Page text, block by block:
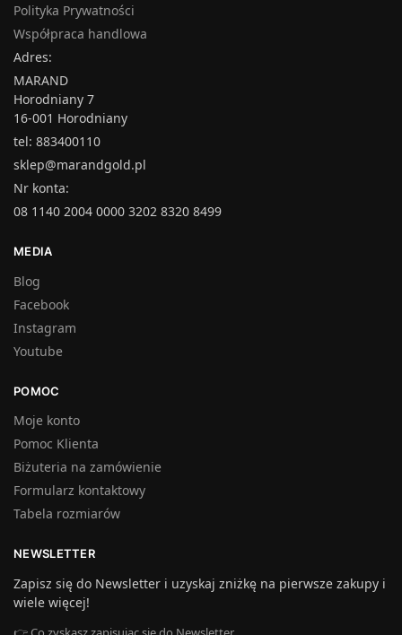
Polityka Prywatności
Współpraca handlowa
Adres:
MARAND
Horodniany 7
16-001 Horodniany
tel: 883400110
sklep@marandgold.pl
Nr konta:
08 1140 2004 0000 3202 8320 8499
MEDIA
Blog
Facebook
Instagram
Youtube
POMOC
Moje konto
Pomoc Klienta
Biżuteria na zamówienie
Formularz kontaktowy
Tabela rozmiarów
NEWSLETTER
Zapisz się do Newsletter i uzyskaj zniżkę na pierwsze zakupy i
wiele więcej!